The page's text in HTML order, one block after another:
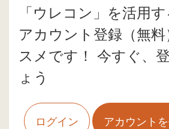
「ウレコン」を活用す
アカウント登録（無
スメです！ 今すぐ、
ょう
ログイン アカウント